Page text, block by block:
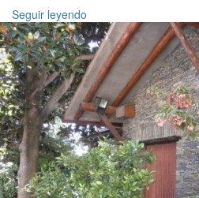
Seguir leyendo